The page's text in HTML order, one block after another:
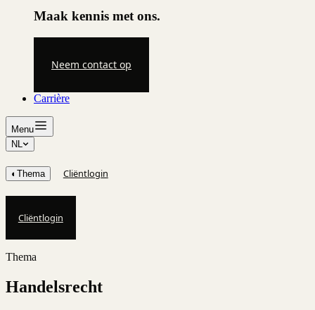
Maak kennis met ons.
Neem contact op
Carrière
Menu
NL
◐ Thema Cliëntlogin
Cliëntlogin
Thema
Handelsrecht